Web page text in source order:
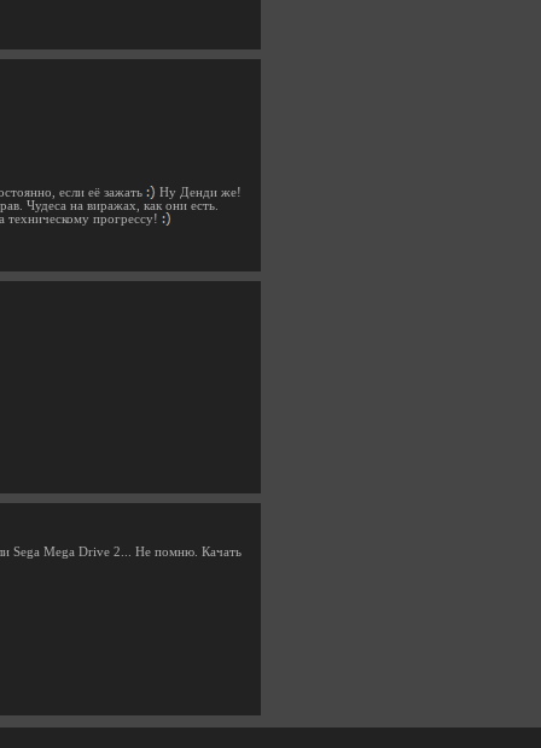
если её зажать
Ну Денди же!
Чудеса на виражах, как они есть.
техническому прогрессу!
Sega Mega Drive 2... Не помню. Качать